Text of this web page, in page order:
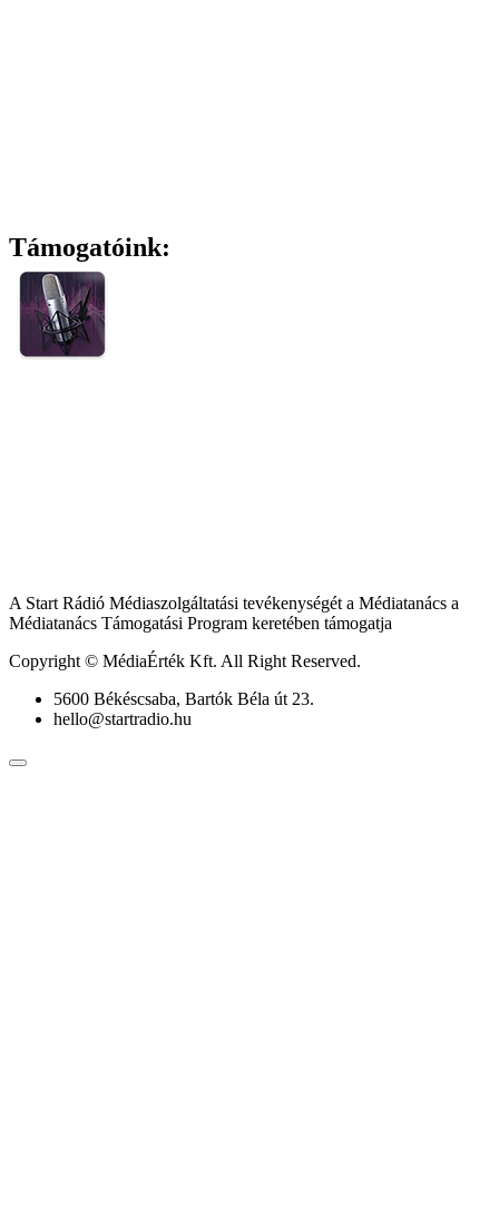
Támogatóink:
A Start Rádió Médiaszolgáltatási tevékenységét a Médiatanács a
Médiatanács Támogatási Program keretében támogatja
Copyright © MédiaÉrték Kft. All Right Reserved.
5600 Békéscsaba, Bartók Béla út 23.
hello@startradio.hu